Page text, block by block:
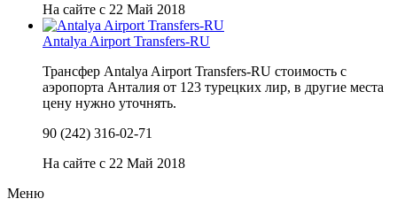
На сайте с 22 Май 2018
Antalya Airport Transfers-RU
Трансфер Antalya Airport Transfers-RU стоимость с
аэропорта Анталия от 123 турецких лир, в другие места
цену нужно уточнять.
90 (242) 316-02-71
На сайте с 22 Май 2018
Меню